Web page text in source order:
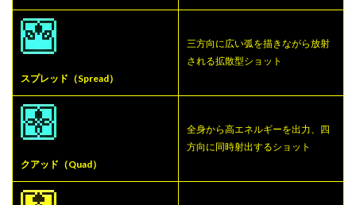
スプレッド（Spread）
三方向に広い弧を描きながら放射
される拡散型ショット
クアッド（Quad）
全身から高エネルギーを出力、四
方向に同時射出するショット